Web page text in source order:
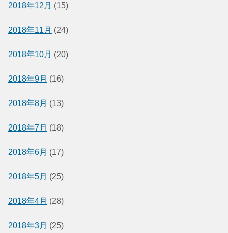
2018年12月 (15)
2018年11月 (24)
2018年10月 (20)
2018年9月 (16)
2018年8月 (13)
2018年7月 (18)
2018年6月 (17)
2018年5月 (25)
2018年4月 (28)
2018年3月 (25)